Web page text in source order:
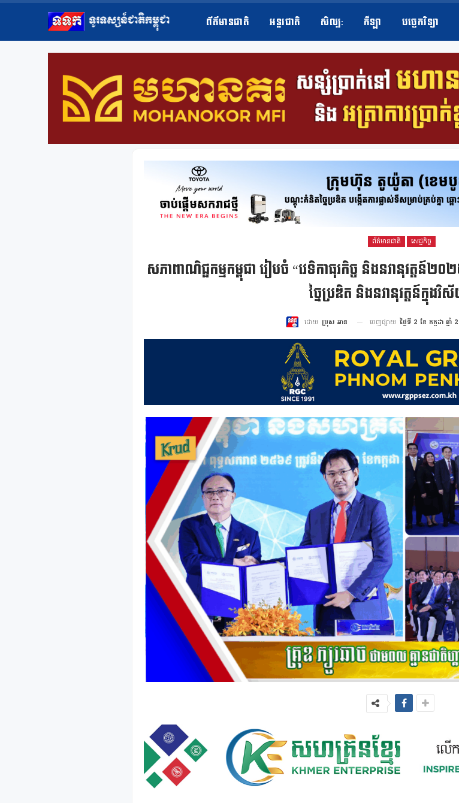
ព័ត៌មានជាតិ អន្តរជាតិ សិល្ប​: កីឡា បច្ចេកវិទ្យា
ព័ត៌មានជាតិ សេដ្ឋកិច្ច
សភាពាណិជ្ជកម្មកម្ពុជា រៀបចំ “វេទិកាធុរកិច្ច និងនវានុវត្ត
ច្នៃប្រឌិត និងនវានុវត្តន៍ក្នុងវិ
ដោយ ប្រុស អាន ចេញផ្សាយ ថ្ងៃទី 2 ខែ កក្កដា ឆ្នាំ